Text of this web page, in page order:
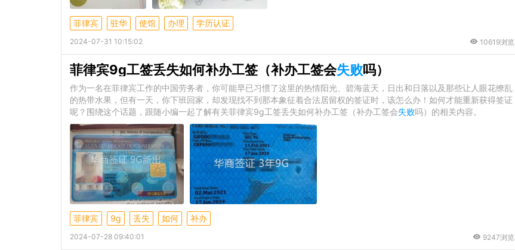
菲律宾 驻华 使馆 办理 学历认证
2024-07-31 10:15:02 10619浏览
菲律宾9g工签丢失如何补办工签（补办工签会失败吗）
作为一名在菲律宾工作的中国劳务者，你可能早已习惯了这里的热情阳光、碧海蓝天，日出和日落以及那些让人眼花缭乱
的热带水果，但有一天，你下班回家，却发现找不到那本象征着合法居留权的签证时，该怎么办！如何才能重新获得签证
呢？围绕这个话题，跟随小编一起了解有关菲律宾9g工签丢失如何补办工签（补办工签会失败吗）的相关内容。
菲律宾 9g 丢失 如何 补办
2024-07-28 09:40:01 9247浏览